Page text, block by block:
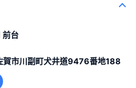
前台
賀市川副町犬井道9476番地188